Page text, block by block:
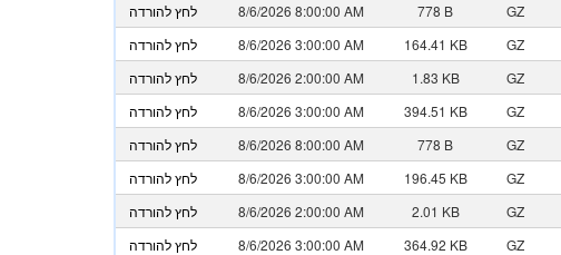
לחץ להורדה
8/6/2026 8:00:00 AM 778 B GZ
לחץ להורדה
8/6/2026 3:00:00 AM 164.41 KB GZ
לחץ להורדה
8/6/2026 2:00:00 AM 1.83 KB GZ
לחץ להורדה
8/6/2026 3:00:00 AM 394.51 KB GZ
לחץ להורדה
8/6/2026 8:00:00 AM 778 B GZ
לחץ להורדה
8/6/2026 3:00:00 AM 196.45 KB GZ
לחץ להורדה
8/6/2026 2:00:00 AM 2.01 KB GZ
לחץ להורדה
8/6/2026 3:00:00 AM 364.92 KB GZ